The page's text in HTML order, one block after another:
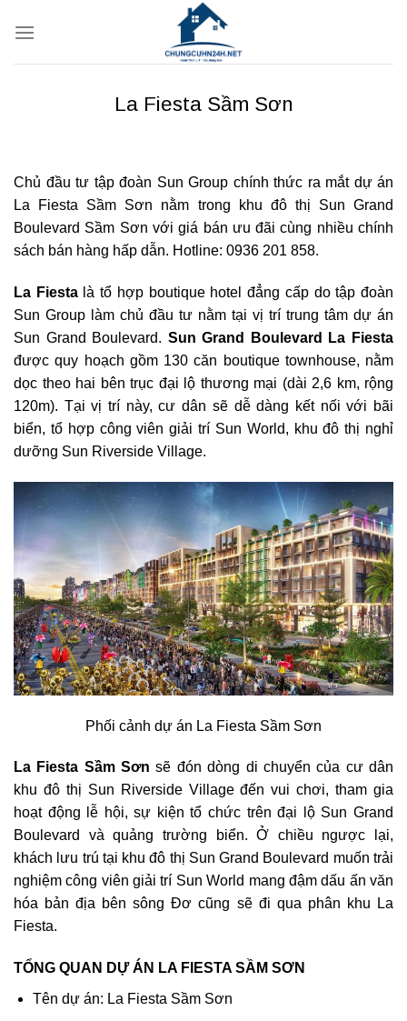
qua
La Fiesta Sầm Sơn
Chủ đầu tư tập đoàn Sun Group chính thức ra mắt dự án
La Fiesta Sầm Sơn nằm trong khu đô thị Sun Grand
Boulevard Sầm Sơn với giá bán ưu đãi cùng nhiều chính
sách bán hàng hấp dẫn. Hotline: 0936 201 858.
La Fiestalà tổ hợp boutique hotel đẳng cấp do tập đoàn
Sun Group làm chủ đầu tư nằm tại vị trí trung tâm dự án
Sun Grand Boulevard. Sun Grand Boulevard La Fiesta
được quy hoạch gồm 130 căn boutique townhouse, nằm
dọc theo hai bên trục đại lộ thương mại (dài 2,6 km, rộng
120m). Tại vị trí này, cư dân sẽ dễ dàng kết nối với bãi
biển, tổ hợp công viên giải trí Sun World, khu đô thị nghỉ
dưỡng Sun Riverside Village.
Phối cảnh dự án La Fiesta Sầm Sơn
La Fiesta Sầm Sơn sẽ đón dòng di chuyển của cư dân
khu đô thị Sun Riverside Village đến vui chơi, tham gia
hoạt động lễ hội, sự kiện tổ chức trên đại lộ Sun Grand
Boulevard và quảng trường biển. Ở chiều ngược lại,
khách lưu trú tại khu đô thị Sun Grand Boulevard muốn trải
nghiệm công viên giải trí Sun World mang đậm dấu ấn văn
hóa bản địa bên sông Đơ cũng sẽ đi qua phân khu La
Fiesta.
TỔNG QUAN DỰ ÁN LA FIESTA SẦM SƠN
Tên dự án: La Fiesta Sầm Sơn